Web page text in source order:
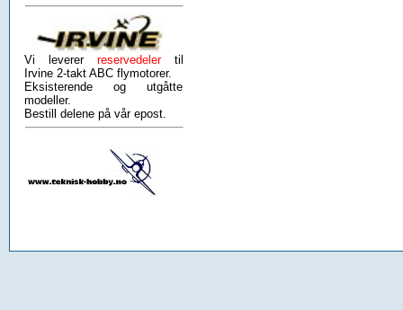
Vi leverer reservedelertil
Irvine 2-takt ABC flymotorer.
Eksisterende og utgåtte
modeller.
Bestill delene på vår epost.